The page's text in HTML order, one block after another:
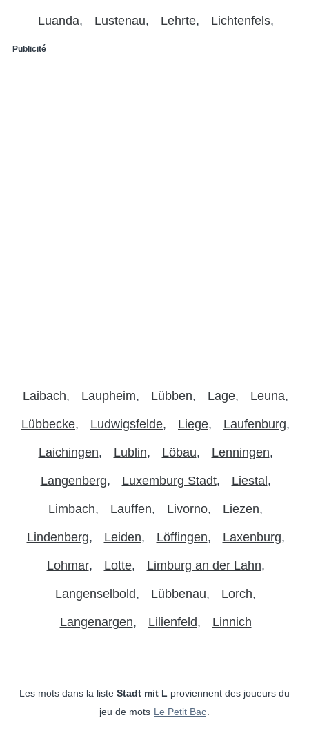
Luanda Lustenau Lehrte Lichtenfels
Publicité
Laibach Laupheim Lübben Lage Leuna
Lübbecke Ludwigsfelde Liege Laufenburg
Laichingen Lublin Löbau Lenningen
Langenberg Luxemburg Stadt Liestal
Limbach Lauffen Livorno Liezen
Lindenberg Leiden Löffingen Laxenburg
Lohmar Lotte Limburg an der Lahn
Langenselbold Lübbenau Lorch
Langenargen Lilienfeld Linnich
Les mots dans la liste Stadt mit L proviennent des joueurs du
jeu de mots Le Petit Bac